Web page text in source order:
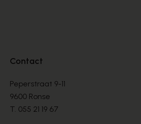
Contact
Peperstraat 9-11
9600 Ronse
T. 055 21 19 67